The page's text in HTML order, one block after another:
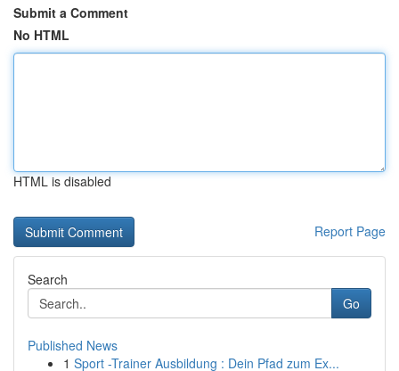
Submit a Comment
No HTML
HTML is disabled
Report Page
Search
Go
Published News
1 Sport -Trainer Ausbildung : Dein Pfad zum Ex...